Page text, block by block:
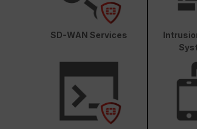
SD-WAN Services